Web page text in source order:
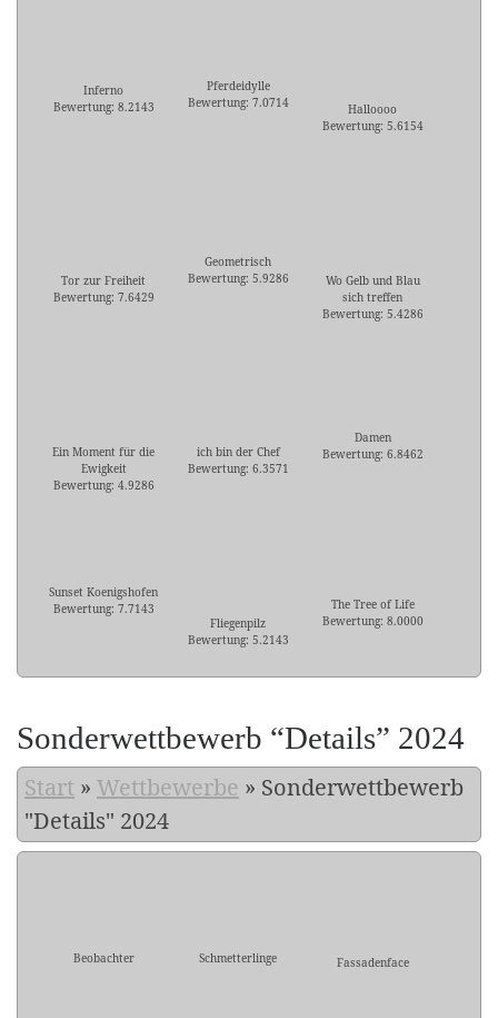
Inferno
Bewertung: 8.2143
Pferdeidylle
Bewertung: 7.0714
Halloooo
Bewertung: 5.6154
Tor zur Freiheit
Bewertung: 7.6429
Geometrisch
Bewertung: 5.9286
Wo Gelb und Blau
sich treffen
Bewertung: 5.4286
Ein Moment für die
Ewigkeit
Bewertung: 4.9286
ich bin der Chef
Bewertung: 6.3571
Damen
Bewertung: 6.8462
Sunset Koenigshofen
Bewertung: 7.7143
Fliegenpilz
Bewertung: 5.2143
The Tree of Life
Bewertung: 8.0000
Sonderwettbewerb “Details” 2024
Start » Wettbewerbe » Sonderwettbewerb
"Details" 2024
Beobachter Schmetterlinge Fassadenface